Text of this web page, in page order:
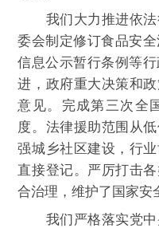
我们大力推进依法
委会制定修订食品安
信息公示暂行条例等
进，政府重大决策和
意见。完成第三次全
度。法律援助范围从
强城乡社区建设，行
直接登记。严厉打击
合治理，维护了国家安
我们严格落实党中